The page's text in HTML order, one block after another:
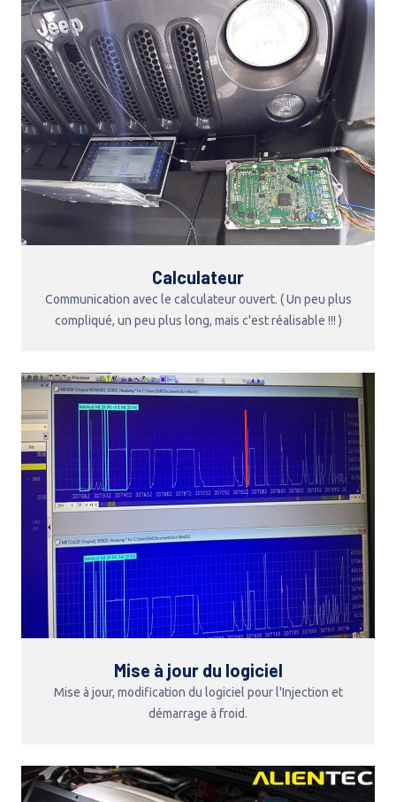
Calculateur
Communication avec le calculateur ouvert. ( Un peu plus
compliqué, un peu plus long, mais c'est réalisable !!! )
Mise à jour du logiciel
Mise à jour, modification du logiciel pour l'Injection et
démarrage à froid.